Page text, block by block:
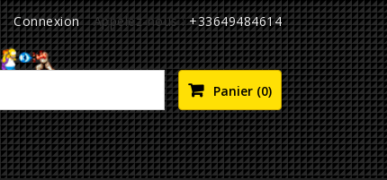
Connexion Appelez-nous :+33649484614
Panier (0)